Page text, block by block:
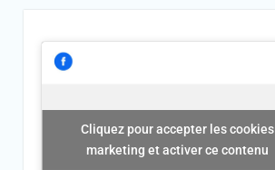
Cliquez pour accepter les cookies
marketing et activer ce contenu